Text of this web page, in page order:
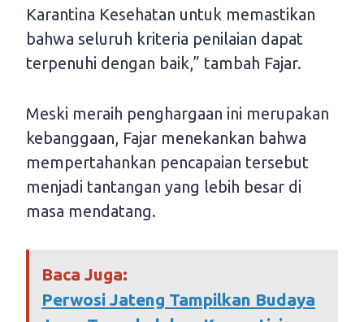
Karantina Kesehatan untuk memastikan
bahwa seluruh kriteria penilaian dapat
terpenuhi dengan baik,” tambah Fajar.
Meski meraih penghargaan ini merupakan
kebanggaan, Fajar menekankan bahwa
mempertahankan pencapaian tersebut
menjadi tantangan yang lebih besar di
masa mendatang.
Baca Juga:
Perwosi Jateng Tampilkan Budaya